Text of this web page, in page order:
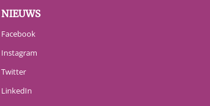
NIEUWS
Facebook
Instagram
Twitter
LinkedIn